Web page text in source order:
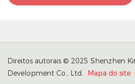
Direitos autorais © 2025 Shenzhen
Development Co., Ltd.
Mapa do site